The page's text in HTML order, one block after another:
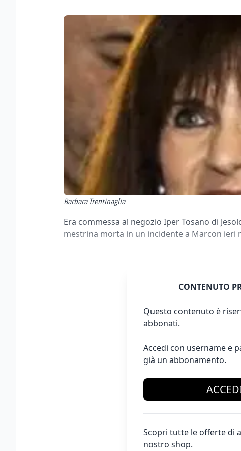
Barbara Trentinaglia
Era commessa al negozio Iper Tosano di
mestrina morta in un incidente a Marcon ieri
CONTENUTO
Questo contenuto è
abbonati.
Accedi con username e
già un abbonamento.
Scopri tutte le offerte di
nostro shop.